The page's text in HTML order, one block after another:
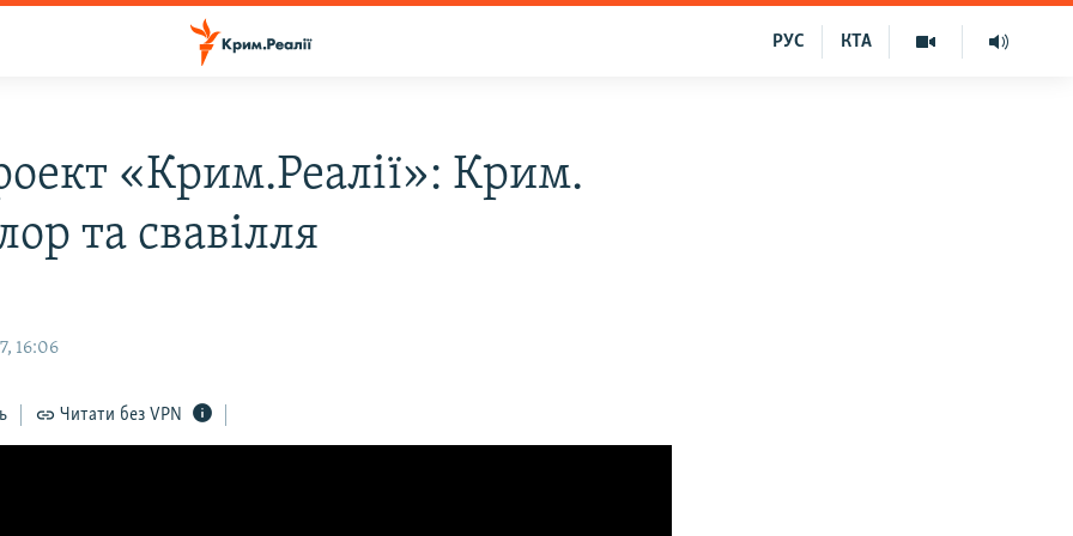
КТА
РУС
«Крим.Реалії»: Крим.
та свавілля
16:06
Читати без VPN